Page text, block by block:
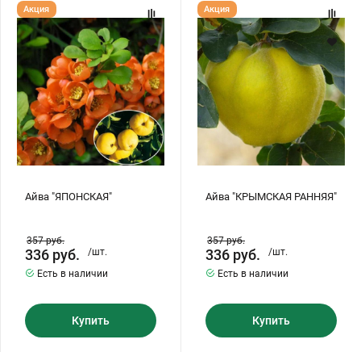
Айва
"ЯПОНСКАЯ"
Айва "ЯПОНСКАЯ"
Акция
357руб.
336 руб.
/шт.
Есть в наличии
Купить
Айва
"КРЫМСКАЯ
РАННЯЯ"
Айва "КРЫМСКАЯ РАННЯЯ"
Акция
357руб.
336 руб.
/шт.
Есть в наличии
Купить